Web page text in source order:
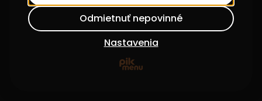
Odmietnuť nepovinné
Nastavenia